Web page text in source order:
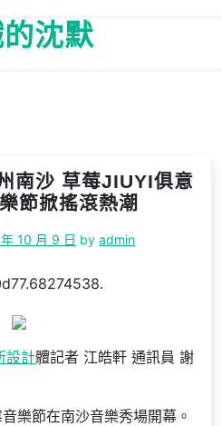
沈默
南沙 草莓JIUYI俱意
節掀搖滾熱潮
10 月 9 日 by admin
設計體記者 江皓軒 通訊員 謝
樂節在南沙音樂秀場開幕。